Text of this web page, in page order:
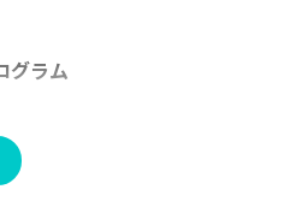
グラム